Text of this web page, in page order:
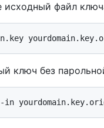
исходный файл
ключ без